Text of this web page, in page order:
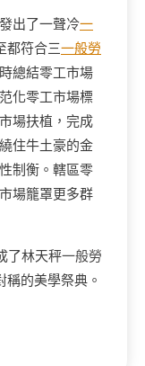
出了一聲冷一
都符合三一般勞
總結零工市場
化零工市場標
市場扶植，完成
住牛土豪的金
制衡。轄區零
場籠罩更多群
了林天秤一般勞
的美學祭典。